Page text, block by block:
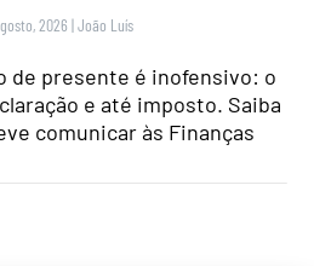
2026 |João Luís
de presente é inofensivo: o
e até imposto. Saiba
comunicar às Finanças